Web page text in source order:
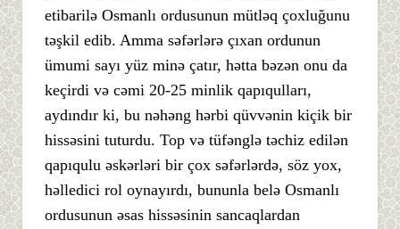
etibarilə Osmanlı ordusunun mütləq çoxluğunu
təşkil edib. Amma səfərlərə çıxan ordunun
ümumi sayı yüz minə çatır, hətta bəzən onu da
keçirdi və cəmi 20-25 minlik qapıqulları,
aydındır ki, bu nəhəng hərbi qüvvənin kiçik bir
hissəsini tuturdu. Top və tüfənglə təchiz edilən
qapıqulu əskərləri bir çox səfərlərdə, söz yox,
həlledici rol oynayırdı, bununla belə Osmanlı
ordusunun əsas hissəsinin sancaqlardan